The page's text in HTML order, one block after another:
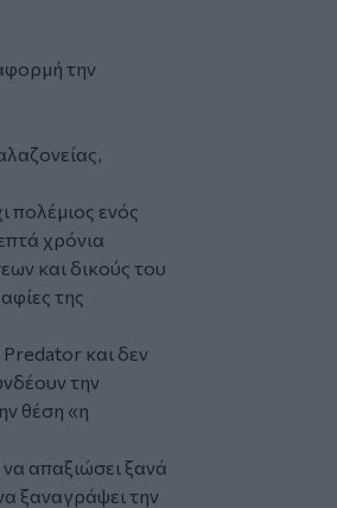
την
πολέμιος ενός
χρόνια
και δικούς του
της
και δεν
την
θέση «η
απαξιώσει ξανά
ξαναγράψει την